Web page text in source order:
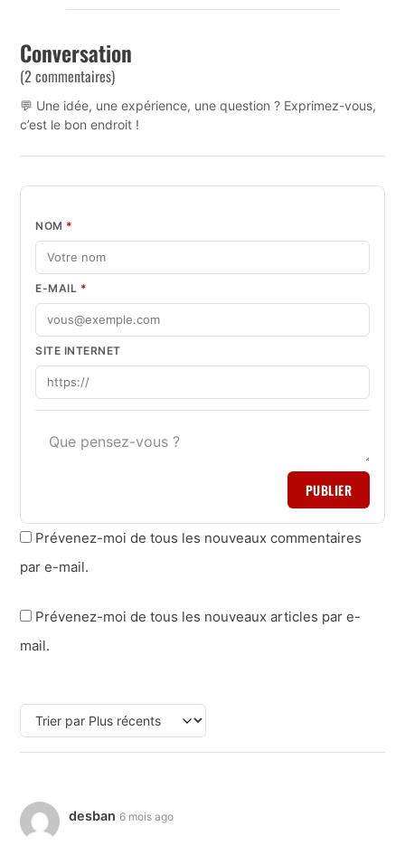
Conversation
(2 commentaires)
💬 Une idée, une expérience, une question ? Exprimez-vous,
c’est le bon endroit !
NOM *
E-MAIL *
SITE INTERNET
PUBLIER
Prévenez-moi de tous les nouveaux commentaires
par e-mail.
Prévenez-moi de tous les nouveaux articles par e-
mail.
desban 6 mois ago